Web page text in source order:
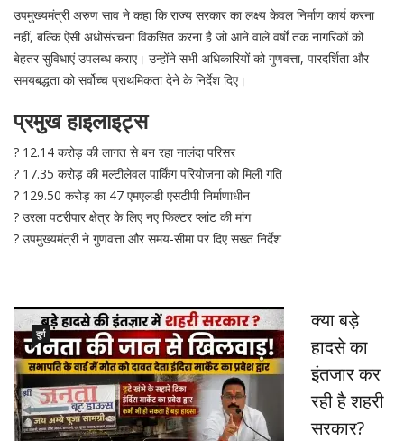
उपमुख्यमंत्री अरुण साव ने कहा कि राज्य सरकार का लक्ष्य केवल निर्माण कार्य करना
नहीं, बल्कि ऐसी अधोसंरचना विकसित करना है जो आने वाले वर्षों तक नागरिकों को
बेहतर सुविधाएं उपलब्ध कराए। उन्होंने सभी अधिकारियों को गुणवत्ता, पारदर्शिता और
समयबद्धता को सर्वोच्च प्राथमिकता देने के निर्देश दिए।
प्रमुख हाइलाइट्स
? 12.14 करोड़ की लागत से बन रहा नालंदा परिसर
? 17.35 करोड़ की मल्टीलेवल पार्किंग परियोजना को मिली गति
? 129.50 करोड़ का 47 एमएलडी एसटीपी निर्माणाधीन
? उरला पटरीपार क्षेत्र के लिए नए फिल्टर प्लांट की मांग
? उपमुख्यमंत्री ने गुणवत्ता और समय-सीमा पर दिए सख्त निर्देश
दुर्ग
क्या बड़े
हादसे का
इंतजार कर
रही है शहरी
सरकार?